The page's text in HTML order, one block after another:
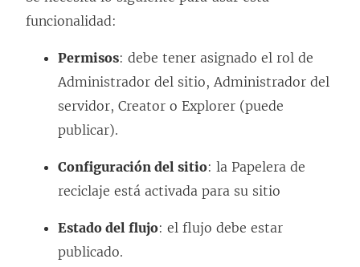
a
a
e
s
e
a
b
r
e
n
funcionalidad:
Permisos: debe tener asignado el rol de
Administrador del sitio, Administrador del
servidor, Creator o Explorer (puede
publicar).
Configuración del sitio: la Papelera de
reciclaje está activada para su sitio
Estado del flujo: el flujo debe estar
publicado.